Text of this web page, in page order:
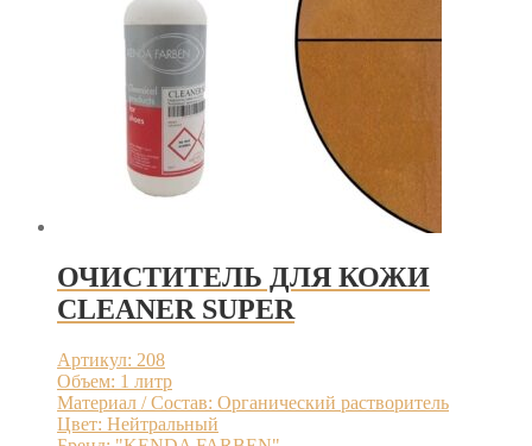
ОЧИСТИТЕЛЬ ДЛЯ КОЖИ
CLEANER SUPER
Артикул: 208
Объем: 1 литр
Материал / Состав: Органический растворитель
Цвет: Нейтральный